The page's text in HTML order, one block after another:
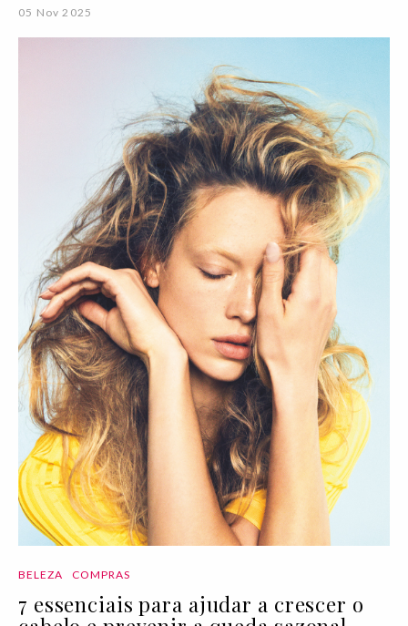
05 Nov 2025
BELEZA COMPRAS
7 essenciais para ajudar a crescer o